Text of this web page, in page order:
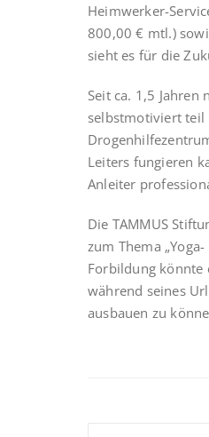
Heimwerker-
800,00 € mtl.)
sieht es für die
Seit ca. 1,5
selbstmotiviert teil
Leiters fungieren
Anleiter
Die TAMMUS
zum Thema
Forbildung könnte
während seines
ausbauen zu